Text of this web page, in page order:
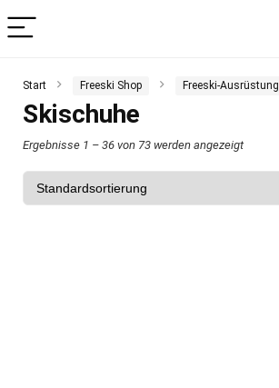
Start Freeski Shop Freeski-Ausrüstung
Skischuhe
Ergebnisse 1 – 36 von 73 werden angezeigt